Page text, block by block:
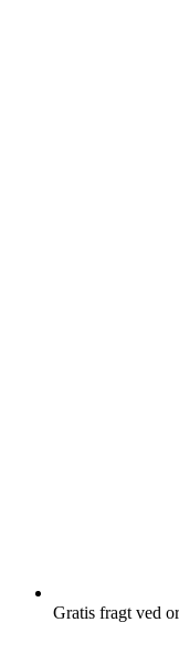
Gratis fragt ved